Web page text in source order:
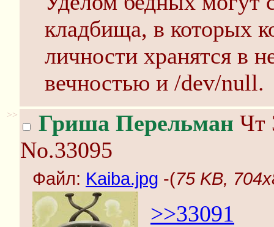
кладбища, в которых
личности хранятся в
вечностью и /dev/null.
>> Гриша Перельман Чт
No.33095
Файл: Kaiba.jpg -(75 KB,
>>33091